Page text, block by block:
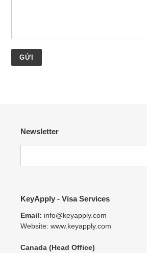
Newsletter
KeyApply - Visa Services
Email: info@keyapply.com
Website: www.keyapply.com
Canada (Head Office)